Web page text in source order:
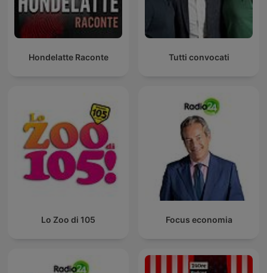
Hondelatte Raconte Tutti convocati
Lo Zoo di 105 Focus economia